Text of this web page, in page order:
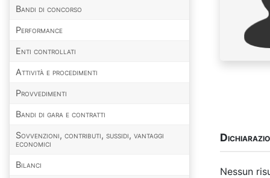
Bandi di concorso
Performance
Enti controllati
Attività e procedimenti
Provvedimenti
Bandi di gara e contratti
Sovvenzioni, contributi, sussidi, vantaggi
economici
Bilanci
Nessun